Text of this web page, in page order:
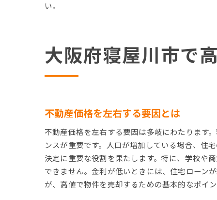
い。
大阪府寝屋川市で
不動産価格を左右する要因とは
不動産価格を左右する要因は多岐にわたります
ンスが重要です。人口が増加している場合、住
決定に重要な役割を果たします。特に、学校や
できません。金利が低いときには、住宅ローン
が、高値で物件を売却するための基本的なポイ